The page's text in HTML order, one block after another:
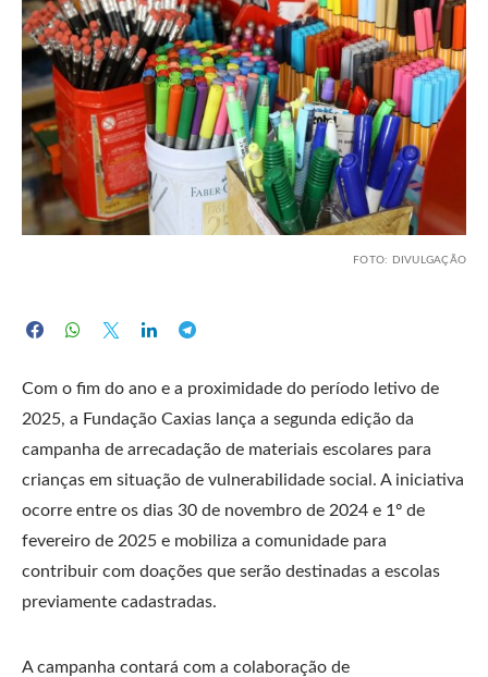
FOTO: DIVULGAÇÃO
Com o fim do ano e a proximidade do período letivo de
2025, a Fundação Caxias lança a segunda edição da
campanha de arrecadação de materiais escolares para
crianças em situação de vulnerabilidade social. A iniciativa
ocorre entre os dias 30 de novembro de 2024 e 1º de
fevereiro de 2025 e mobiliza a comunidade para
contribuir com doações que serão destinadas a escolas
previamente cadastradas.
A campanha contará com a colaboração de